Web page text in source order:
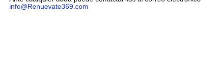
info@Renuevate369.com